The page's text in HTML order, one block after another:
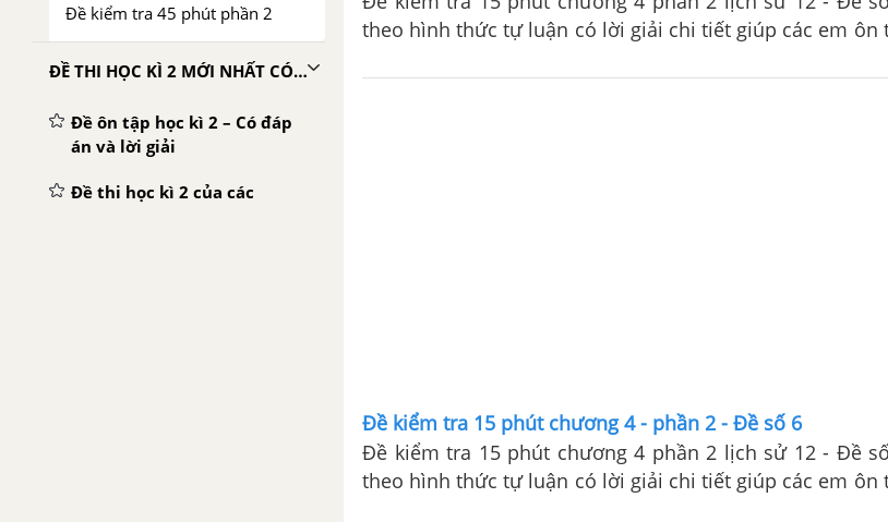
Đề kiểm tra 45 phút phần 2
ĐỀ THI HỌC KÌ 2 MỚI NHẤT CÓ LỜI GIẢI
Đề ôn tập học kì 2 – Có đáp
án và lời giải
Đề thi học kì 2 của các
theo hình thức tự luận có lời giải chi tiết giúp các em ôn
Đề kiểm tra 15 phút chương 4 - phần 2 - Đề số 6
Đề kiểm tra 15 phút chương 4 phần 2 lịch sử 12 - Đề
theo hình thức tự luận có lời giải chi tiết giúp các em ôn